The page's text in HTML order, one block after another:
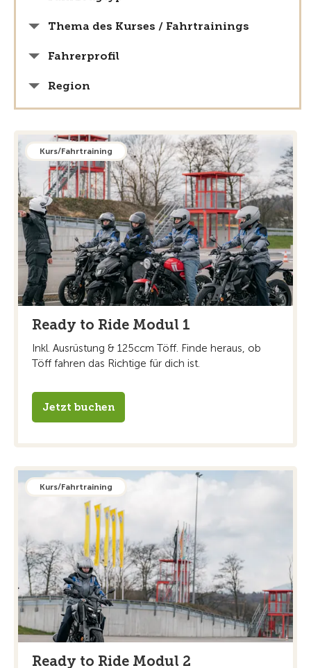
Thema des Kurses / Fahrtrainings
Fahrerprofil
Region
Kurs/Fahrtraining
Ready to Ride Modul 1
Inkl. Ausrüstung & 125ccm Töff. Finde heraus, ob
Töff fahren das Richtige für dich ist.
Jetzt buchen
Kurs/Fahrtraining
Ready to Ride Modul 2